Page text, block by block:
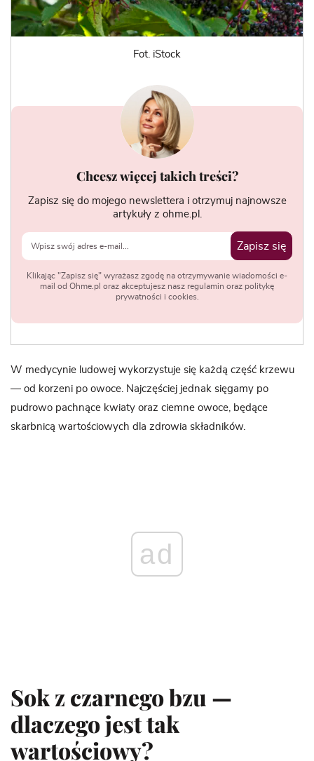
Fot. iStock
Chcesz więcej takich treści?
Zapisz się do mojego newslettera i otrzymuj najnowsze
artykuły z ohme.pl.
Zapisz się
Klikając "Zapisz się" wyrażasz zgodę na otrzymywanie wiadomości e-
mail od Ohme.pl oraz akceptujesz nasz regulamin oraz politykę
prywatności i cookies.
W medycynie ludowej wykorzystuje się każdą część krzewu
— od korzeni po owoce. Najczęściej jednak sięgamy po
pudrowo pachnące kwiaty oraz ciemne owoce, będące
skarbnicą wartościowych dla zdrowia składników.
ad
Sok z czarnego bzu —
dlaczego jest tak
wartościowy?